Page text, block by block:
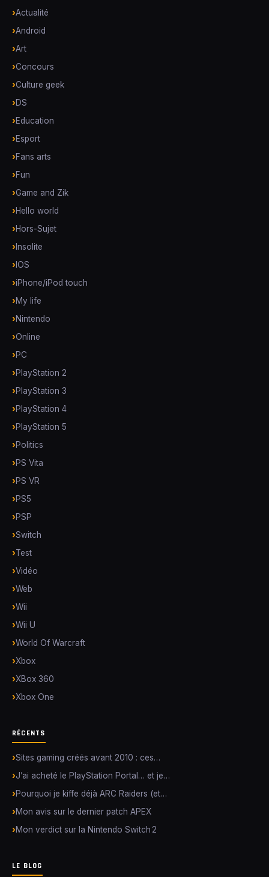
Actualité
Android
Art
Concours
Culture geek
DS
Education
Esport
Fans arts
Fun
Game and Zik
Hello world
Hors-Sujet
Insolite
IOS
iPhone/iPod touch
My life
Nintendo
Online
PC
PlayStation 2
PlayStation 3
PlayStation 4
PlayStation 5
Politics
PS Vita
PS VR
PS5
PSP
Switch
Test
Vidéo
Web
Wii
Wii U
World Of Warcraft
Xbox
XBox 360
Xbox One
RÉCENTS
Sites gaming créés avant 2010 : ces…
J’ai acheté le PlayStation Portal… et je…
Pourquoi je kiffe déjà ARC Raiders (et…
Mon avis sur le dernier patch APEX
Mon verdict sur la Nintendo Switch 2
LE BLOG